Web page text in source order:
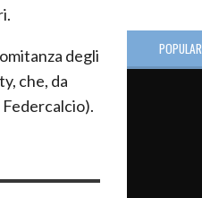
degli
che, da
POPULAR